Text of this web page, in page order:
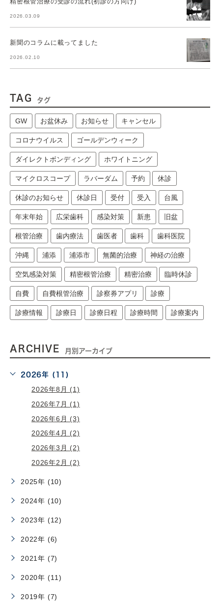
2026.03.09
新聞のコラムに載ってました
2026.02.10
TAG タグ
GW お盆休み お知らせ キャンセル
コロナウイルス ゴールデンウィーク
ダイレクトボンディング ホワイトニング
マイクロスコープ ラバーダム 予約 休診
休診のお知らせ 休診日 受付 受入 台風
年末年始 広栄歯科 感染対策 新患 旧盆
根管治療 歯内療法 歯医者 歯科 歯科医院
沖縄 浦添 浦添市 無菌的治療 神経の治療
空気感染対策 精密根管治療 精密治療 臨時休診
自費 自費根管治療 診察券アプリ 診療
診療情報 診療日 診療日程 診療時間 診療案内
ARCHIVE 月別アーカイブ
2026年 (11)
2026年8月 (1)
2026年7月 (1)
2026年6月 (3)
2026年4月 (2)
2026年3月 (2)
2026年2月 (2)
2025年 (10)
2024年 (10)
2023年 (12)
2022年 (6)
2021年 (7)
2020年 (11)
2019年 (7)